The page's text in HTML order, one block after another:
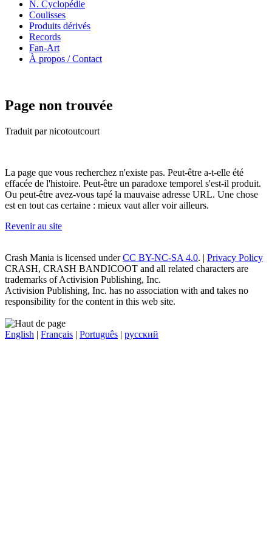
N. Cyclopédie
Coulisses
Produits dérivés
Records
Fan-Art
À propos / Contact
Page non trouvée
Traduit par nicotoutcourt
La page que vous recherchez n'existe pas. Peut-être a-t-elle été
effacée de l'histoire. Peut-être un paradoxe temporel s'est-il produit.
Ou peut-être avez-vous tapé la mauvaise adresse URL. Une chose
est en tout cas certaine : mieux vaut aller voir ailleurs.
Revenir au site
Crash Mania is licensed underCC BY-NC-SA 4.0. | Privacy Policy
CRASH, CRASH BANDICOOT and all related characters are
trademarks of Activision Publishing, Inc.
Activision Publishing, Inc. has no association with and takes no
responsibility for the content in this web site.
English | Français | Português | русский